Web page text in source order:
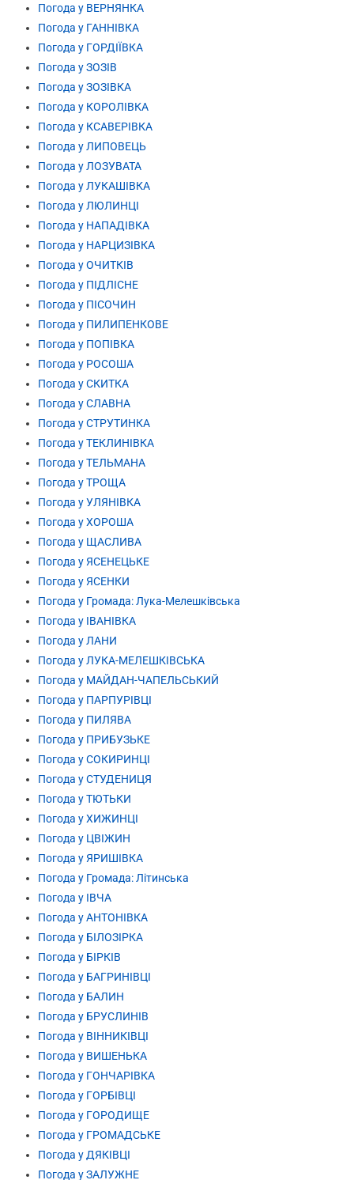
Погода у ВЕРНЯНКА
Погода у ГАННІВКА
Погода у ГОРДІЇВКА
Погода у ЗОЗІВ
Погода у ЗОЗІВКА
Погода у КОРОЛІВКА
Погода у КСАВЕРІВКА
Погода у ЛИПОВЕЦЬ
Погода у ЛОЗУВАТА
Погода у ЛУКАШІВКА
Погода у ЛЮЛИНЦІ
Погода у НАПАДІВКА
Погода у НАРЦИЗІВКА
Погода у ОЧИТКІВ
Погода у ПІДЛІСНЕ
Погода у ПІСОЧИН
Погода у ПИЛИПЕНКОВЕ
Погода у ПОПІВКА
Погода у РОСОША
Погода у СКИТКА
Погода у СЛАВНА
Погода у СТРУТИНКА
Погода у ТЕКЛИНІВКА
Погода у ТЕЛЬМАНА
Погода у ТРОЩА
Погода у УЛЯНІВКА
Погода у ХОРОША
Погода у ЩАСЛИВА
Погода у ЯСЕНЕЦЬКЕ
Погода у ЯСЕНКИ
Погода у Громада: Лука-Мелешківська
Погода у ІВАНІВКА
Погода у ЛАНИ
Погода у ЛУКА-МЕЛЕШКІВСЬКА
Погода у МАЙДАН-ЧАПЕЛЬСЬКИЙ
Погода у ПАРПУРІВЦІ
Погода у ПИЛЯВА
Погода у ПРИБУЗЬКЕ
Погода у СОКИРИНЦІ
Погода у СТУДЕНИЦЯ
Погода у ТЮТЬКИ
Погода у ХИЖИНЦІ
Погода у ЦВІЖИН
Погода у ЯРИШІВКА
Погода у Громада: Літинська
Погода у ІВЧА
Погода у АНТОНІВКА
Погода у БІЛОЗІРКА
Погода у БІРКІВ
Погода у БАГРИНІВЦІ
Погода у БАЛИН
Погода у БРУСЛИНІВ
Погода у ВІННИКІВЦІ
Погода у ВИШЕНЬКА
Погода у ГОНЧАРІВКА
Погода у ГОРБІВЦІ
Погода у ГОРОДИЩЕ
Погода у ГРОМАДСЬКЕ
Погода у ДЯКІВЦІ
Погода у ЗАЛУЖНЕ